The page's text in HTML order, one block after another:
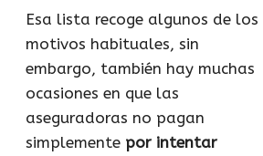
Esa lista recoge algunos de los
motivos habituales, sin
embargo, también hay muchas
ocasiones en que las
aseguradoras no pagan
simplemente por intentar